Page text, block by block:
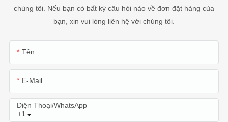
chúng tôi. Nếu bạn có bất kỳ câu hỏi nào về đơn đặt hàng của
bạn, xin vui lòng liên hệ với chúng tôi.
Tên
E-Mail
+1
Điện Thoại/WhatsApp